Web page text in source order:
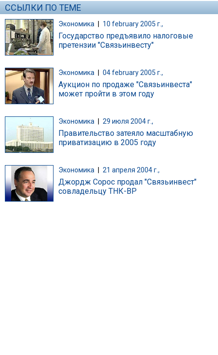
ССЫЛКИ ПО ТЕМЕ
Экономика | 10 february 2005 г.,
Государство предъявило налоговые
претензии "Связьинвесту"
Экономика 04 february 2005 г.,
Аукцион по продаже "Cвязьинвеста"
может пройти в этом году
Экономика 29 июля 2004 г.,
Правительство затеяло масштабную
приватизацию в 2005 году
Экономика 21 апреля 2004 г.,
Джордж Сорос продал "Связьинвест"
совладельцу ТНК-ВР